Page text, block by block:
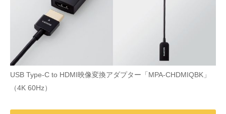
USB Type-C to HDMI映像変換アダプター「MPA-CHDMIQBK」
（4K 60Hz）